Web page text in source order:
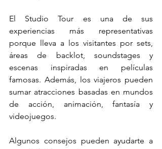
El Studio Tour es una de sus
experiencias más representativas
porque lleva a los visitantes por sets,
áreas de backlot, soundstages y
escenas inspiradas en películas
famosas. Además, los viajeros pueden
sumar atracciones basadas en mundos
de acción, animación, fantasía y
videojuegos.
Algunos consejos pueden ayudarte a